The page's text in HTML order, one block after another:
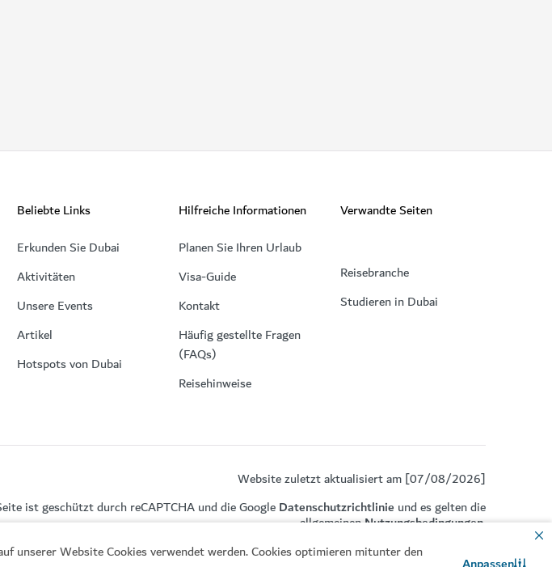
unserer Website Cookies verwendet werden. Cookies optimieren mitunter den
Beliebte Links
Erkunden Sie Dubai
Aktivitäten
Unsere Events
Artikel
Hotspots von Dubai
Hilfreiche Informationen
Planen Sie Ihren Urlaub
Visa-Guide
Kontakt
Häufig gestellte Fragen
(FAQs)
Reisehinweise
Verwandte Seiten
Reisebranche
Studieren in Dubai
Website zuletzt aktualisiert am [07/08/2026]
ist geschützt durch reCAPTCHA und die GoogleDatenschutzrichtlinie und es gelten die
allgemeinenNutzungsbedingungen